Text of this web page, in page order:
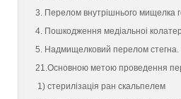
3. Перелом внутрiшнього мищелка
4. Пошкодження медiальноi
5. Надмищелковий перелом стегна.
21.Основною метою проведення
1) стерилiзацiя ран скальпелем